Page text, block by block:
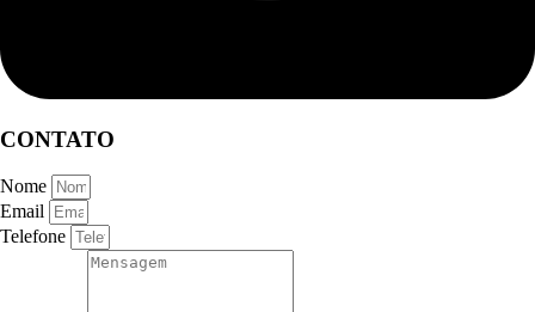
CONTATO
Nome
Email
Telefone